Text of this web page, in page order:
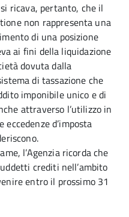
ricava, pertanto, che il
non rappresenta una
di una posizione
ai fini della liquidazione
dovuta dalla
di tassazione che
imponibile unico e di
attraverso l’utilizzo in
d’imposta
l’Agenzia ricorda che
crediti nell’ambito
entro il prossimo 31